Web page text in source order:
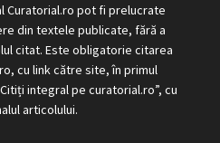
Curatorial.ro pot fi prelucrate
din textele publicate, fără a
citat. Este obligatorie citarea
cu link către site, în primul
integral pe curatorial.ro”, cu
articolului.